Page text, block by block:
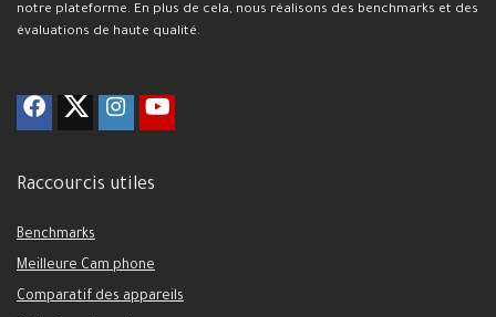
notre plateforme. En plus de cela, nous réalisons des benchmarks et des
évaluations de haute qualité.
Raccourcis utiles
Benchmarks
Meilleure Cam phone
Comparatif des appareils